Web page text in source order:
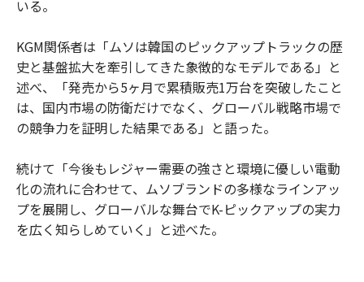
いる。
KGM関係者は「ムソは韓国のピックアップトラックの歴
史と基盤拡大を牽引してきた象徴的なモデルである」と
述べ、「発売から5ヶ月で累積販売1万台を突破したこと
は、国内市場の防衛だけでなく、グローバル戦略市場で
の競争力を証明した結果である」と語った。
続けて「今後もレジャー需要の強さと環境に優しい電動
化の流れに合わせて、ムソブランドの多様なラインアッ
プを展開し、グローバルな舞台でK-ピックアップの実力
を広く知らしめていく」と述べた。